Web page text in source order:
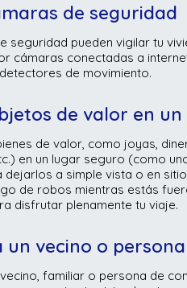
de seguridad
seguridad pueden vigilar tu
cámaras conectadas a
de movimiento.
de valor en
de valor, como joyas,
en un lugar seguro (como
dejarlos a simple vista o en
de robos mientras estás
disfrutar plenamente tu viaje.
un vecino o
familiar o persona de